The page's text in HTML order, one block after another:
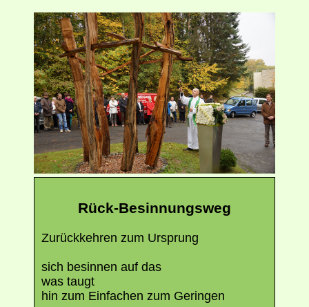
Rück-Besinnungsweg
Zurückkehren zum Ursprung
sich besinnen auf das
was taugt
hin zum Einfachen zum Geringen